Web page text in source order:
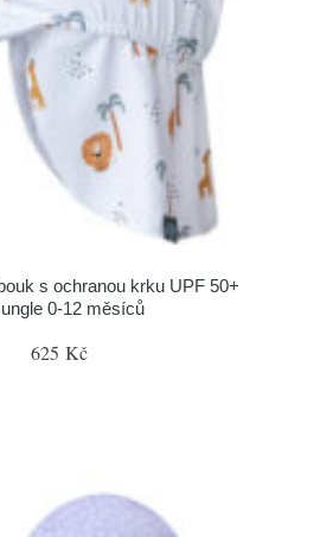
s ochranou krku UPF 50+
0-12 měsíců
625 Kč